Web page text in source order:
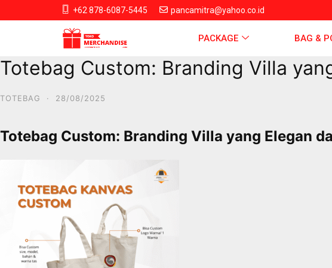
+62 878-6087-5445 pancamitra@yahoo.co.id
PACKAGE BAG &
Totebag Custom: Branding Villa
TOTEBAG · 28/08/2025
Totebag Custom: Branding Villa yang Elegan